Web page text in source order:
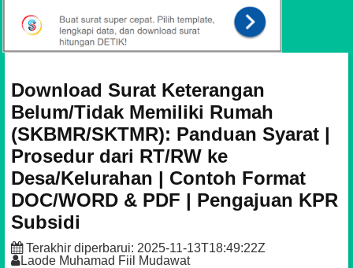
Download Surat Keterangan
Belum/Tidak Memiliki Rumah
(SKBMR/SKTMR): Panduan Syarat |
Prosedur dari RT/RW ke
Desa/Kelurahan | Contoh Format
DOC/WORD & PDF | Pengajuan KPR
Subsidi
Terakhir diperbarui: 2025-11-13T18:49:22Z
Laode Muhamad Fiil Mudawat